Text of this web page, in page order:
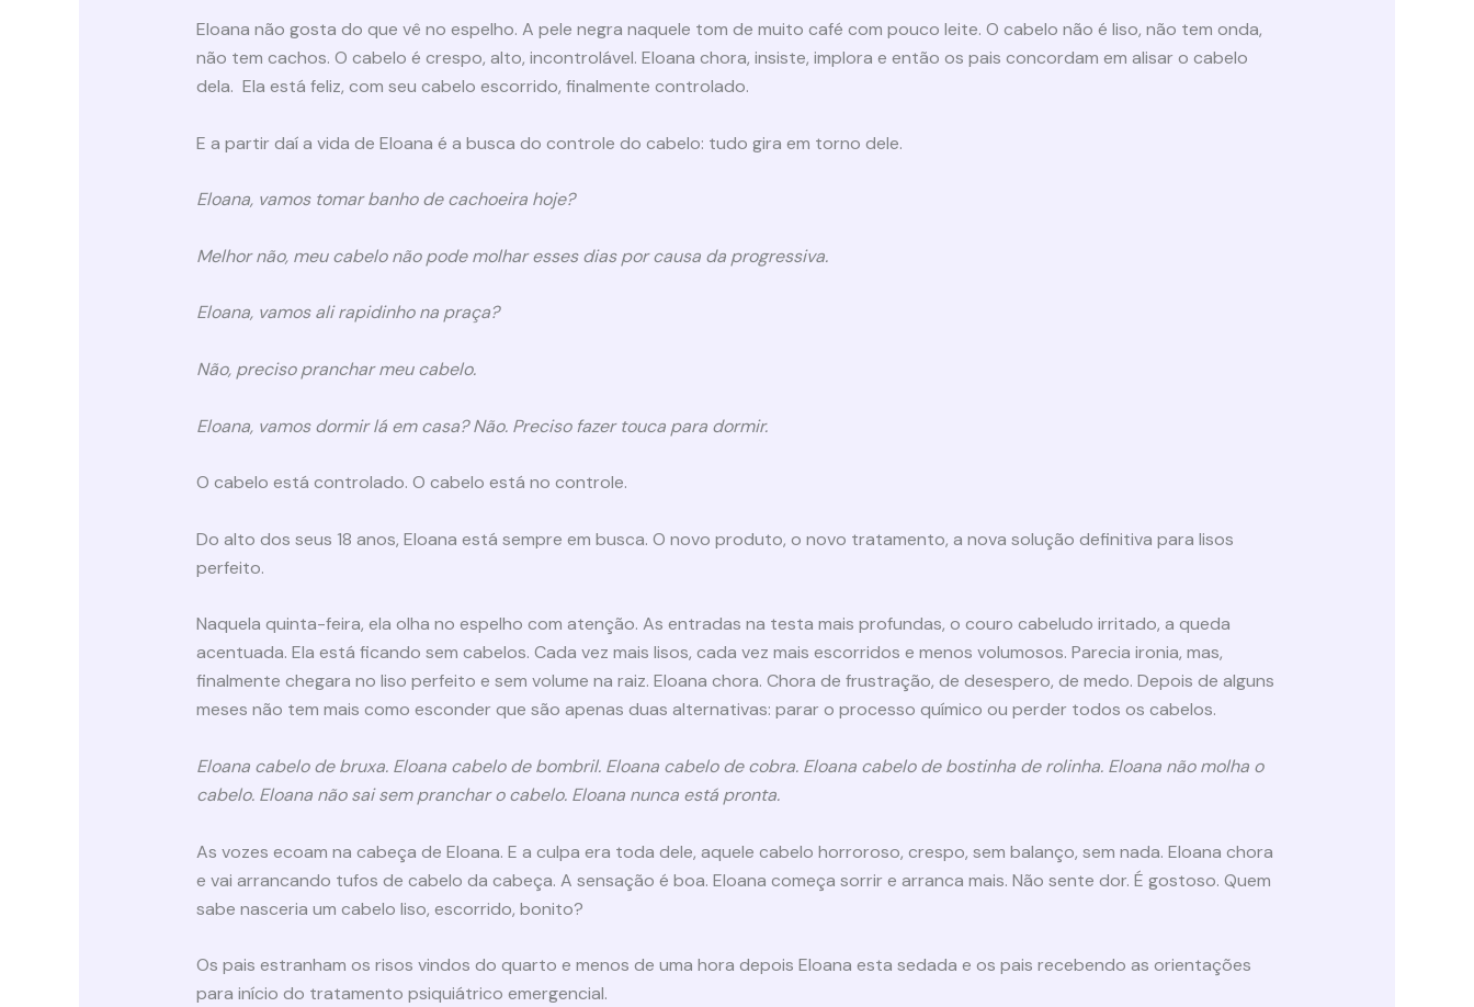
Eloana não gosta do que vê no espelho. A pele negra naquele tom de muito café com pouco leite. O cabelo não é liso, não tem onda,
não tem cachos. O cabelo é crespo, alto, incontrolável. Eloana chora, insiste, implora e então os pais concordam em alisar o cabelo
dela. Ela está feliz, com seu cabelo escorrido, finalmente controlado.
E a partir daí a vida de Eloana é a busca do controle do cabelo: tudo gira em torno dele.
Eloana, vamos tomar banho de cachoeira hoje?
Melhor não, meu cabelo não pode molhar esses dias por causa da progressiva.
Eloana, vamos ali rapidinho na praça?
Não, preciso pranchar meu cabelo.
Eloana, vamos dormir lá em casa? Não. Preciso fazer touca para dormir.
O cabelo está controlado. O cabelo está no controle.
Do alto dos seus 18 anos, Eloana está sempre em busca. O novo produto, o novo tratamento, a nova solução definitiva para lisos
perfeito.
Naquela quinta-feira, ela olha no espelho com atenção. As entradas na testa mais profundas, o couro cabeludo irritado, a queda
acentuada. Ela está ficando sem cabelos. Cada vez mais lisos, cada vez mais escorridos e menos volumosos. Parecia ironia, mas,
finalmente chegara no liso perfeito e sem volume na raiz. Eloana chora. Chora de frustração, de desespero, de medo. Depois de alguns
meses não tem mais como esconder que são apenas duas alternativas: parar o processo químico ou perder todos os cabelos.
Eloana cabelo de bruxa. Eloana cabelo de bombril. Eloana cabelo de cobra. Eloana cabelo de bostinha de rolinha. Eloana não molha o
cabelo. Eloana não sai sem pranchar o cabelo. Eloana nunca está pronta.
As vozes ecoam na cabeça de Eloana. E a culpa era toda dele, aquele cabelo horroroso, crespo, sem balanço, sem nada. Eloana chora
e vai arrancando tufos de cabelo da cabeça. A sensação é boa. Eloana começa sorrir e arranca mais. Não sente dor. É gostoso. Quem
sabe nasceria um cabelo liso, escorrido, bonito?
Os pais estranham os risos vindos do quarto e menos de uma hora depois Eloana esta sedada e os pais recebendo as orientações
para início do tratamento psiquiátrico emergencial.